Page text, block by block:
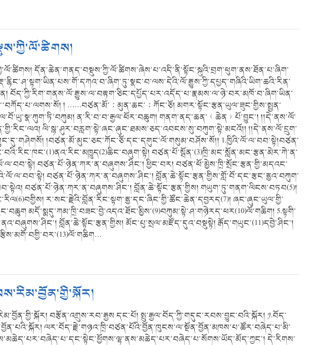
དོན་ཆེན་གནད་བསྡུས་ཀྱི་ལོ་ཚིགས་ཞེས་པ་འདི་ནི་སྟོང་སྐུའི་བྲག་ཕུག་ནས་ཐོན་པ་ཞིག་
བོད་ཀྱི་རིག་གནས་ལོ་རྒྱུས་ལ་བརྟག་ཅིང་དཔྱོད་པར་འདོད་པ་རྣམས་ལ་ཉེ་བར་མཁོ་བ་ཞིག་ཡིན་
། ……བཙན་མོ་：མུན་ཆང་：ཀོང་ཅོ། མགར་སྟོང་རྩན་ཡུལ་ཟུང་གྱིས་སྤྱན་
ན་རི་བ་བ་རྒྱལ་ཕོར་བཆུག། གནག་ནད་ཆན་﹙ཆེན﹚པོ་བྱུང་། །།དེ་ནས་ལོ་
ལི་སྙ་ཤུར་བརླག་སྟེ་ཞང་ཞུང་ཐམས་ཅད་འབངས་སུ་བཀུག་སྟེ་མངའོ།། །།དེ་ནས་ལོ་དྲུག་
།བཙན་མོ་མུང་ཅང་ཀོང་ཅོ་དང་དགུང་ལོ་གསུམ་བཤོས་སོ།། 1.ཁྱིའི་ལོ་ལ་བབ་སྟེ།བཙན་
བཙན་པོ་སྦོན་(3)ཁྲི་མང་སློན་མང་རྩན་མེར་ཀེ་ན་
བཙན་པོ་ཉེན་ཀར་ན་བཞུགས་ཤིང་། ཕྱིང་བར། བཙན་ཕོ་མྱེས་ཁྲི་སྲོང་རྩན་གྱི་མདའང་
བཙན་པོ་ཉེན་ཀར་ན་བཞུགས་ཤིང་། བློན་ཆེ་སྟོང་རྩན་གྱིས་གློ་བོ་དང་རྩང་རྷྱའ་བཀུག་
བཙན་པོ་ཉེན་ཀར་ན་བཞུགས་ཤིང་། བློན་ཆེ་སྟོང་རྩན་གྱིས། གཡུག་ཏུ་གནག་ལིངས་བཏབ(5)།
ར་སང་རྗེའི་བློན་རིང་སྟག་རྷྱ་དང་ཞིང་གྱི་ཚོང་ཆེན་དབྱརད(7)། ཞང་ཞུང་ཡུལ་གྱི་
མདོ་སྨདུ་ཀམ་ཁྲི་བཟང་བྱེ་འདའ་ཐོང་མྱིས་(9)བཀུམ་སྟེ་ཤ་གཉེརད་ཕར(10)ལོ་གཆིག། 5.སྟགི་
བློན་ཆེ་སྟོང་རྩན་གྱིས། མོང་པུ་སྲལ་མཛོད་དུའ་བསྡུསྟེ། རྒོད་གཡུང་(11)དབྱེ་ཤིང་།
བརྩོན་འགྲུས་རབ་རྒྱས དང་པོ། སྤུ་རྒྱལ་བོད་ཀྱི་གདུང་རབས་བྱུང་བའི་སྐོར། ༡.བོད་
ལར་བོད་རྗེ་གཉའ་ཁྲི་བཙན་པོའི་བྱོན་ཁུངས་ལ་སྔོན་བྱོན་མཁས་པ་ཚོར་བཞེད་པ་མི་
དེ་རིགས་